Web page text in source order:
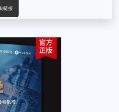
链接